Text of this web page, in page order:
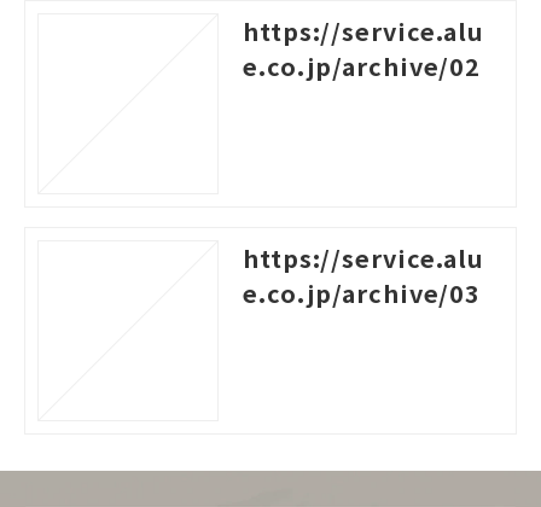
https://service.alu
e.co.jp/archive/02
https://service.alu
e.co.jp/archive/03